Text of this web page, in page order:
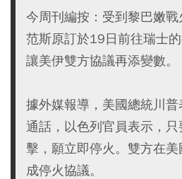
今周刊編按：受到黎巴嫩
范斯原訂於19日前往瑞士
讓美伊雙方協議再添變數。
據外媒報導，美國總統川
通話，以色列官員表示，
擊，願立即停火。雙方在
成停火協議。